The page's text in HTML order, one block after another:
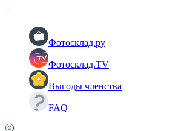
Фотосклад.ру
Фотосклад.TV
Выгоды членства
FAQ